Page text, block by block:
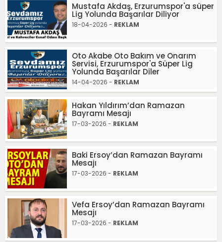
Mustafa Akdaş, Erzurumspor'a süper
Lig Yolunda Başarılar Diliyor
18-04-2026 - REKLAM
Oto Akabe Oto Bakım ve Onarım
Servisi, Erzurumspor'a Süper Lig
Yolunda Başarılar Diler
14-04-2026 - REKLAM
Hakan Yıldırım’dan Ramazan
Bayramı Mesajı
17-03-2026 - REKLAM
Baki Ersoy’dan Ramazan Bayramı
Mesajı
17-03-2026 - REKLAM
Vefa Ersoy’dan Ramazan Bayramı
Mesajı
17-03-2026 - REKLAM